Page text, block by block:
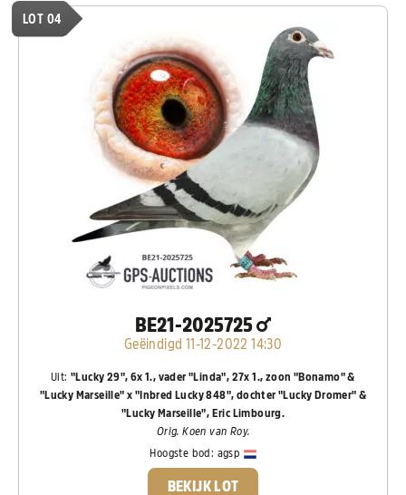
LOT 04
BE21-2025725
Geëindigd 11-12-2022 14:30
Uit:"Lucky 29", 6x 1., vader "Linda", 27x 1., zoon "Bonamo" &
"Lucky Marseille" x "Inbred Lucky 848", dochter "Lucky Dromer" &
"Lucky Marseille", Eric Limbourg.
Orig. Koen van Roy.
Hoogste bod: agsp
BEKIJK LOT